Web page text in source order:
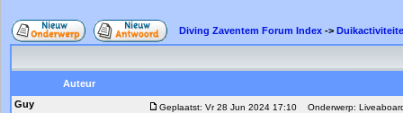
Diving Zaventem Forum Index ->
Auteur
Guy
Geplaatst: Vr 28 Jun 2024 17:10 Onderwerp: